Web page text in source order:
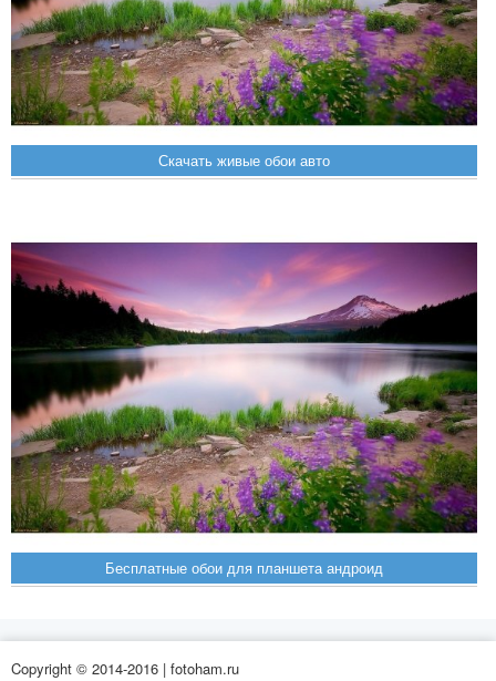
Скачать живые обои авто
Бесплатные обои для планшета андроид
Copyright © 2014-2016 | fotoham.ru